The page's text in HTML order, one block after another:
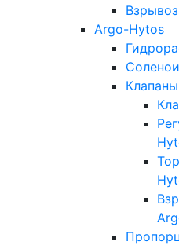
Argo-Hytos